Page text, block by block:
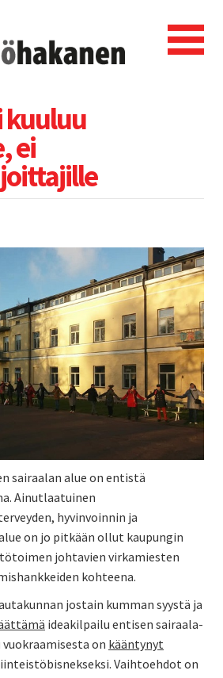
kuuluu
ei
sairaalan alue on entistä
Ainutlaatuinen
hyvinvoinnin ja
on jo pitkään ollut kaupungin
johtavien virkamiesten
kohteena.
jostain kumman syystä ja
ideakilpailu entisen sairaala-
vuokraamisesta on kääntynyt
Vaihtoehdot on